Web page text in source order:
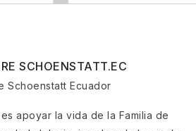
SCHOENSTATT.EC
Schoenstatt Ecuador
apoyar la vida de la Familia de